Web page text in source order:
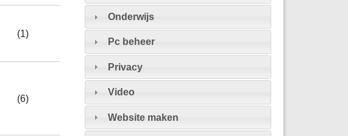
(1)
(6)
Onderwijs
Pc beheer
Privacy
Video
Website maken